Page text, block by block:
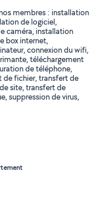
membres : installation
de logiciel,
caméra, installation
box internet,
connexion du wifi,
téléchargement
de téléphone,
de fichier, transfert de
site, transfert de
suppression de virus,